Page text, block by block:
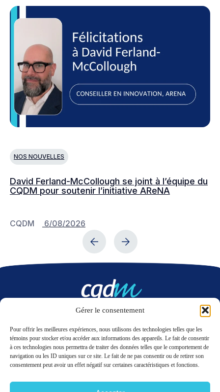
Gérer le consentement
Pour offrir les meilleures expériences, nous utilisons des technologies telles que les
témoins pour stocker et/ou accéder aux informations des appareils. Le fait de consentir
à ces technologies nous permettra de traiter des données telles que le comportement de
navigation ou les ID uniques sur ce site. Le fait de ne pas consentir ou de retirer son
consentement peut avoir un effet négatif sur certaines caractéristiques et fonctions.
NOS NOUVELLES
David Ferland-McCollough se joint à l’équipe du
CQDM pour soutenir l’initiative AReNA
CQDM 6/08/2026
LinkedIn Twitter